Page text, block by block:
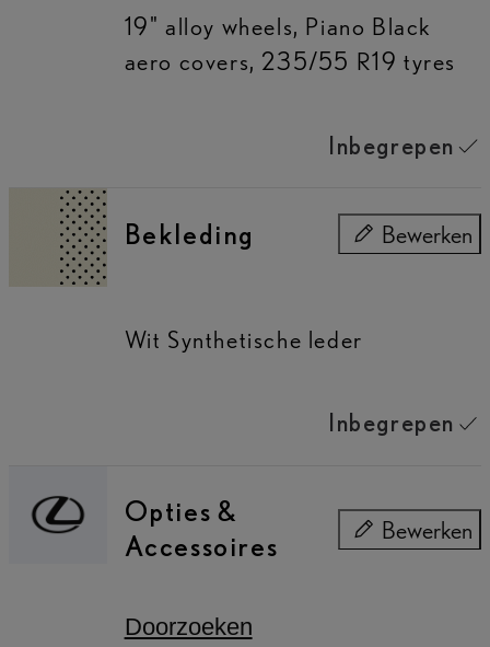
19" alloy wheels, Piano Black
aero covers, 235/55 R19 tyres
Inbegrepen
Bekleding Bewerken
Bekleding
Wit Synthetische leder
Inbegrepen
Opties &
Accessoires
Bewerken
Opties &
Doorzoeken